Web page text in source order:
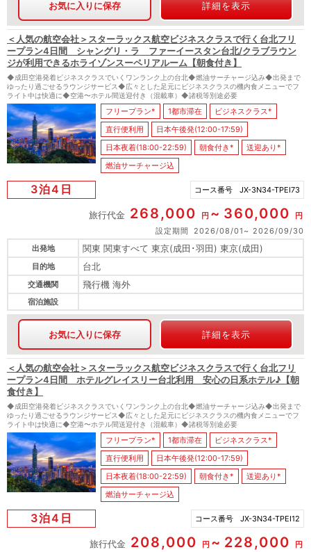
お気に入りに保存 詳細を表示
＜人気の航空会社＞スターラックス航空ビジネスクラスで行く台北フリ
ープラン4日間 シャングリ・ラ ファーイースタン台北/クラブラウン
ジが利用できるホライゾンスーペリアルーム【朝食付き】
◆成田空港発着ビジネスクラスでいくワンランク上の台北◆燃油サーチャージ込み◆出発まで
ゆったり過ごせるラウンジサービス◆広々とした足元にビジネスクラスの機内食メニューでフ
ライト中は快適に◆空港〜ホテル間送迎付き（混載車）◆諸税等別途必要
フリープラン* 1都市滞在
ビジネスクラス*
直行便利用
日本午後発(12:00-17:59)
日本夜着(18:00-22:59)
朝食付き*
送迎あり*
燃油サーチャージ込
3泊4日 コース番号 JX-3N34-TPEI73
旅行代金 268,000 円 360,000
円
設定期間
2026/08/01
2026/09/30
出発地
関東 関東すべて 東京(成田･羽田) 東京(成田)
目的地 台北
交通機関 飛行機 海外
宿泊施設
お気に入りに保存 詳細を表示
＜人気の航空会社＞スターラックス航空ビジネスクラスで行く台北フリ
ープラン4日間 ホテルグレイスリー台北利用 安心の日系ホテル♪【朝
食付き】
◆成田空港発着ビジネスクラスでいくワンランク上の台北◆燃油サーチャージ込み◆出発まで
ゆったり過ごせるラウンジサービス◆広々とした足元にビジネスクラスの機内食メニューでフ
ライト中は快適に◆空港〜ホテル間送迎付き（混載車）◆諸税等別途必要
フリープラン* 1都市滞在
ビジネスクラス*
直行便利用
日本午後発(12:00-17:59)
日本夜着(18:00-22:59)
朝食付き*
送迎あり*
燃油サーチャージ込
3泊4日 コース番号 JX-3N34-TPEI12
旅行代金 208,000 円 228,000
円